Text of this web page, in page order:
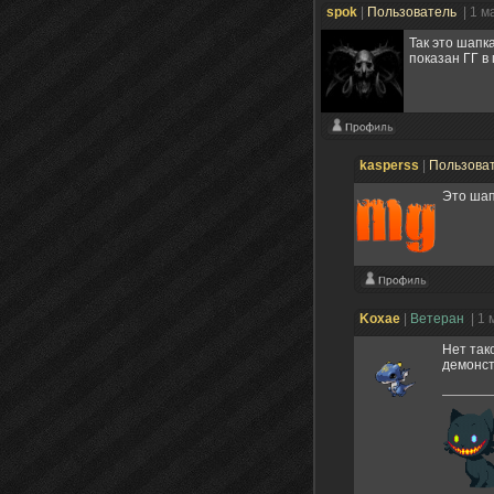
spok Пользователь
| 1
Так это
показан ГГ в
kasperss
Это
Koxae Ветеран
| 1
Нет